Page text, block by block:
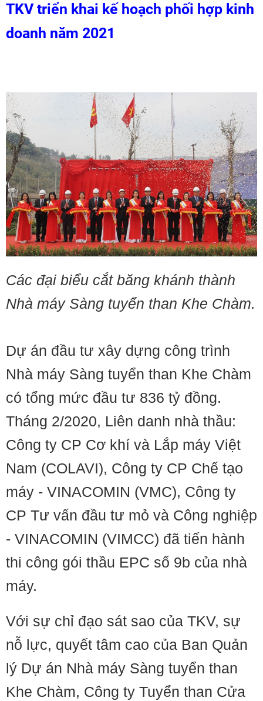
TKV triển khai kế hoạch phối hợp kinh
doanh năm 2021
Các đại biểu cắt băng khánh thành
Nhà máy Sàng tuyển than Khe Chàm.
Dự án đầu tư xây dựng công trình
Nhà máy Sàng tuyển than Khe Chàm
có tổng mức đầu tư 836 tỷ đồng.
Tháng 2/2020, Liên danh nhà thầu:
Công ty CP Cơ khí và Lắp máy Việt
Nam (COLAVI), Công ty CP Chế tạo
máy - VINACOMIN (VMC), Công ty
CP Tư vấn đầu tư mỏ và Công nghiệp
- VINACOMIN (VIMCC) đã tiến hành
thi công gói thầu EPC số 9b của nhà
máy.
Với sự chỉ đạo sát sao của TKV, sự
nỗ lực, quyết tâm cao của Ban Quản
lý Dự án Nhà máy Sàng tuyển than
Khe Chàm, Công ty Tuyển than Cửa